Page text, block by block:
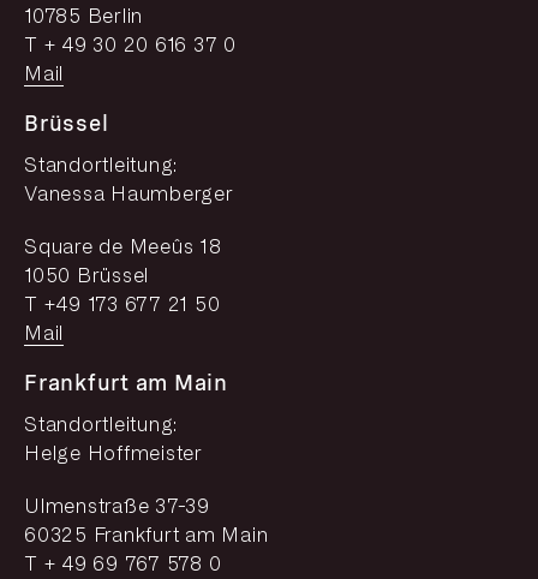
10785 Berlin
T + 49 30 20 616 37 0
Mail
Brüssel
Standortleitung:
Vanessa Haumberger
Square de Meeûs 18
1050 Brüssel
T +49 173 677 21 50
Mail
Frankfurt am Main
Standortleitung:
Helge Hoffmeister
Ulmenstraße 37-39
60325 Frankfurt am Main
T + 49 69 767 578 0